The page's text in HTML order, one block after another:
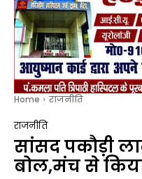
Home राजनीति
राजनीति
सांसद पकौड़ी
बोल,मंच से